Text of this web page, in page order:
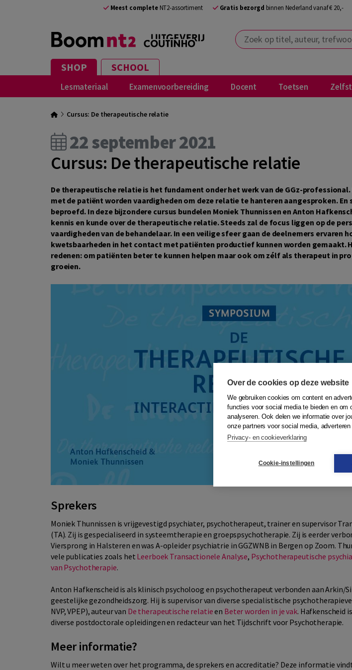
Meest completeNT2-assortiment Gratis bezorgd binnen Nederland vanaf € 20,-
Zoek op titel, auteur, trefwoord of
SHOP SCHOOL
Lesmateriaal Examenvoorbereiding Docent Toetsen
Cursus: De therapeutische relatie
22 september 2021
Cursus: De therapeutische relatie
De therapeutische relatie is het fundament onder het werk van de GGz-
met de patiënt worden vaardigheden om deze relatie te hanteren aangesproken. En
beproefd. In deze bijzondere cursus bundelen Moniek Thunnissen en Anton
kennis en kunde over de therapeutische relatie. Steeds zal de focus liggen op de
vaardigheden van de behandelaar. In een veilige sfeer gaan de deelnemers ervaren
kwetsbaarheden in het contact met patiënten productief kunnen worden gemaakt.
redenen: om patiënten beter te kunnen helpen maar ook om zélf als therapeut in
groeien.
Sprekers
Moniek Thunnissen is vrijgevestigd psychiater, psychotherapeut, trainer en supervisor
(TA). Zij is gespecialiseerd in systeemtherapie en groepspsychotherapie. Zij is eerder
Viersprong in Halsteren en was A-opleider psychiatrie in GGZWNB in Bergen op Zoom.
vele publicaties zoals het Leerboek Transactionele Analyse, Psychotherapeutische
van Psychotherapie.
Anton Hafkenscheid is als klinisch psycholoog en psychotherapeut verbonden aan Arkin/
geestelijke gezondheidszorg. Hij is supervisor van diverse specialistische
NVP, VPEP), auteur van De therapeutische relatieen Beter worden in je vak. Hafkenscheid
diverse postdoctorale opleidingen en redacteur van het Tijdschrift voor Psychotherapie.
Meer informatie?
Wilt u meer weten over het programma, de sprekers en accreditatie? Deze informatie
Over de cookies op deze website
We gebruiken cookies om content en
functies voor social media te bieden en om
analyseren. Ook delen we informatie over
onze partners voor social media, adverteren
Privacy- en cookieverklaring
Cookie-instellingen